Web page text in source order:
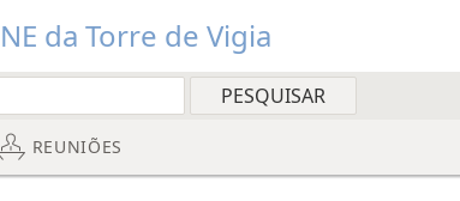
da Torre de Vigia
REUNIÕES